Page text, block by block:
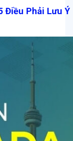
Điều Phải Lưu Ý